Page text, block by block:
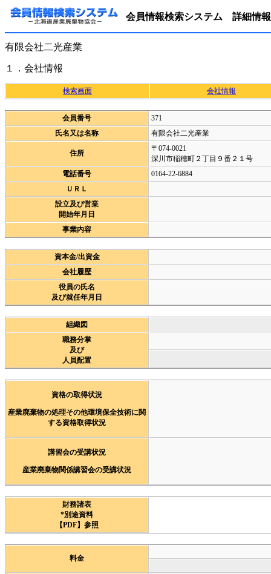
会員情報検索システム 詳細情報
有限会社二光産業
１．会社情報
検索画面 会社情報
会員番号
371
氏名又は名称
有限会社二光産業
住所
〒074-0021
深川市稲穂町２丁目９番２１号
電話番号
0164-22-6884
ＵＲＬ
設立及び営業
開始年月日
事業内容
資本金/出資金
会社履歴
役員の氏名
及び就任年月日
組織図
職務分掌
及び
人員配置
資格の取得状況
産業廃棄物の処理その他環境保全技術に関
する資格取得状況
講習会の受講状況
産業廃棄物関係講習会の受講状況
財務諸表
*別途資料
【PDF】参照
料金